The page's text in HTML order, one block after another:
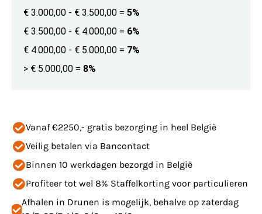
€ 3.000,00 - € 3.500,00 = 5%
€ 3.500,00 - € 4.000,00 = 6%
€ 4.000,00 - € 5.000,00 = 7%
> € 5.000,00 = 8%
Vanaf €2250,- gratis bezorging in heel België
Veilig betalen via Bancontact
Binnen 10 werkdagen bezorgd in België
Profiteer tot wel 8% Staffelkorting voor particulieren
Afhalen in Drunen is mogelijk, behalve op zaterdag